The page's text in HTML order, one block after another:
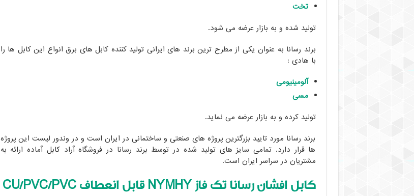
تخت
تولید شده و به بازار عرضه می شود.
برند رسانا به عنوان یکی از مطرح ترین برند های ایرانی تولید کننده کابل های برق انواع این کابل ها را
با هادی :
آلومینیومی
مسی
تولید کرده و به بازار عرضه می نماید.
برند رسانا مورد تایید بزرگترین پروژه های صنعتی و ساختمانی در ایران است و در وندور لیست این پروژه
ها قرار دارد. تمامی سایز های تولید شده در توسط برند رسانا در فروشگاه آراد کابل آماده ارائه به
مشتریان در سراسر ایران است.
کابل افشان رسانا تک فازNYMHYقابل انعطافCU/PVC/PVC